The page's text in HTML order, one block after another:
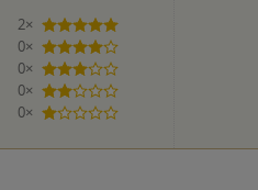
2×
5 hvězdiček
0×
4 hvězdičky
0×
3 hvězdičky
0×
2 hvězdičky
0×
1 hvezdička